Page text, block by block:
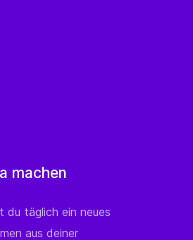
machen
du täglich ein neues
aus deiner